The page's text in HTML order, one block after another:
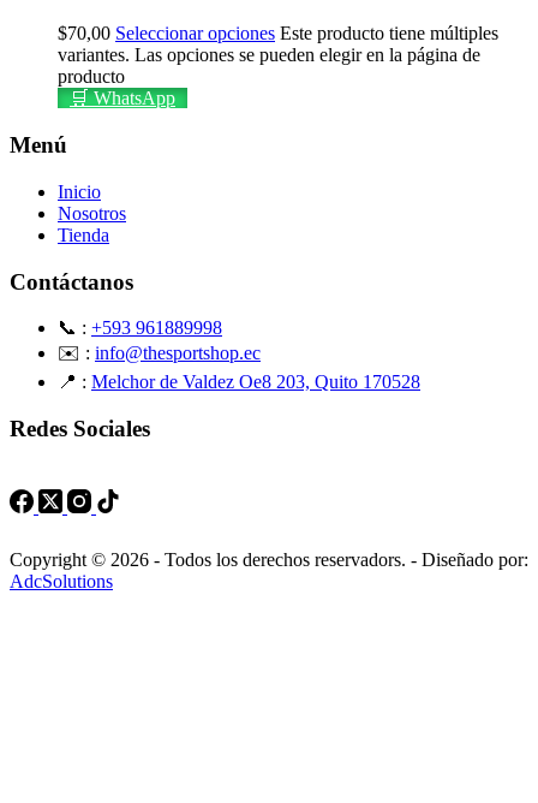
$70,00 Seleccionar opciones Este producto tiene múltiples
variantes. Las opciones se pueden elegir en la página de
producto
🛒 WhatsApp
Menú
Inicio
Nosotros
Tienda
Contáctanos
📞 : +593 961889998
✉️ : info@thesportshop.ec
📍 : Melchor de Valdez Oe8 203, Quito 170528
Redes Sociales
Copyright © 2026 - Todos los derechos reservadors. - Diseñado por:
AdcSolutions